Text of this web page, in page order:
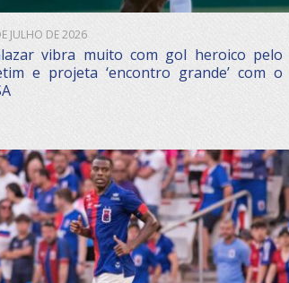
JULHO DE 2026
vibra muito com gol heroico pelo
e projeta ‘encontro grande’ com o